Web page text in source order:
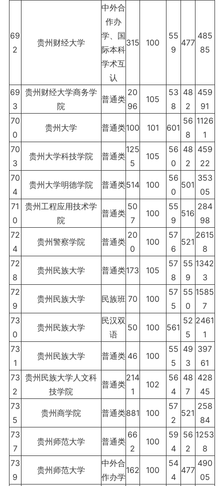
69
2
贵州财经大学
中外合
作办
学、国
际本科
学术互
认
315 100
55
9
477
485
85
69
3
贵州财经大学商务学
院
普通类
20
96
105
53
8
48
2
459
91
70
0
贵州大学 普通类100 101 601
56
8
1126
1
70
3
贵州大学科技学院 普通类
125
5
105
56
0
48
2
459
22
70
4
贵州大学明德学院 普通类514 100
56
0
501
353
05
71
0
贵州工程应用技术学
院
普通类
50
7
100
55
9
516
284
98
72
4
贵州警察学院 普通类
20
0
100
57
6
521
2615
8
72
8
贵州民族大学 普通类173 105
57
8
55
9
1342
3
72
9
贵州民族大学 民族班 70 100
57
5
55
0
1585
7
73
0
贵州民族大学
民汉双
语
50 100 561
52
5
2461
1
73
1
贵州民族大学 普通类 46 100
55
5
49
3
397
61
73
2
贵州民族大学人文科
技学院
普通类
214
1
102
56
4
48
7
428
45
73
5
贵州商学院 普通类881 100
57
2
521
258
84
73
7
贵州师范大学 普通类
66
2
100
59
4
56
2
1253
8
73
9
贵州师范大学
中外合
作办学
162 100
54
4
477
490
05